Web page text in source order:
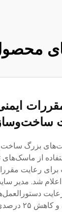
بزرگ
از
برای رعایت
شد. مدیر
توسط کارگران